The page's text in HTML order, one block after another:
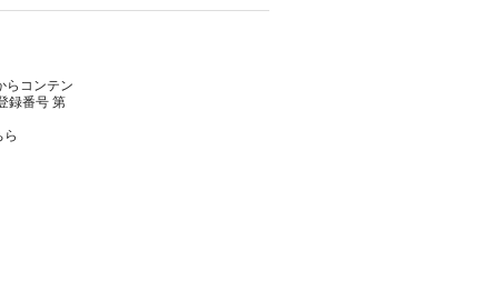
らコンテン
録番号 第